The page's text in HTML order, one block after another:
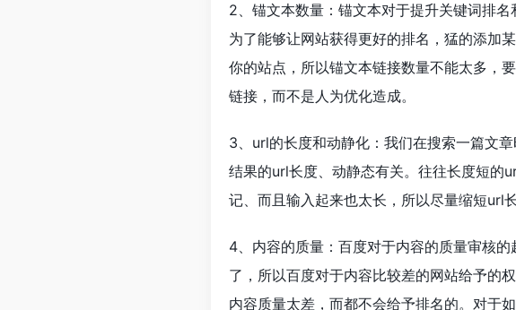
2、锚文本数量：锚文本对于提升关键词排
为了能够让网站获得更好的排名，猛的添加
你的站点，所以锚文本链接数量不能太多，
链接，而不是人为优化造成。
3、url的长度和动静化：我们在搜索一篇文
结果的url长度、动静态有关。往往长度短的
记、而且输入起来也太长，所以尽量缩短url
4、内容的质量：百度对于内容的质量审核
了，所以百度对于内容比较差的网站给予的
内容质量太差，而都不会给予排名的。对于